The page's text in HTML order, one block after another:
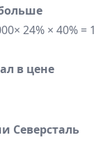
24% × 40% = 1
в цене
Северсталь